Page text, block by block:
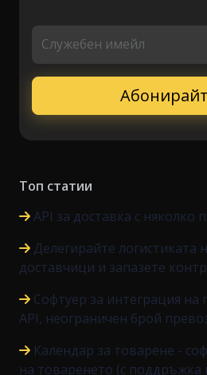
Служебен имейл
Топ статии
API за доставка с няколко
Делегирайте логистиката
доставчици и запазете
Софтуер за интеграция на
API, неограничен брой
Календар за товарене -
на товаренето (с поддръжка